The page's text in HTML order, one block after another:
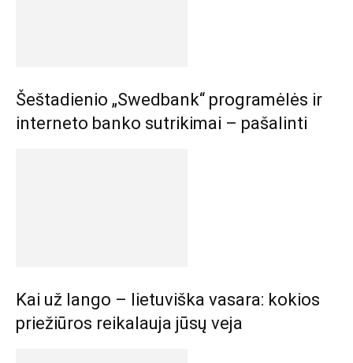
Šeštadienio „Swedbank“ programėlės ir
interneto banko sutrikimai – pašalinti
Kai už lango – lietuviška vasara: kokios
priežiūros reikalauja jūsų veja